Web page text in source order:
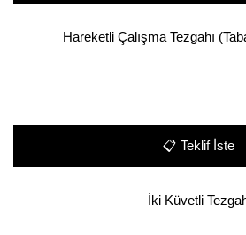
Hareketli Çalışma Tezgahı
📋 Teklif İste
İki Küvetli